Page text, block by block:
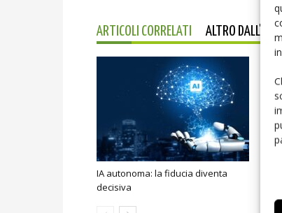
ARTICOLI CORRELATI ALTRO
IA autonoma: la fiducia diventa
decisiva